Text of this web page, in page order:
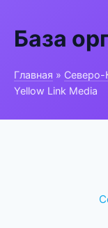
База
Главная » Северо-
Yellow Link Media